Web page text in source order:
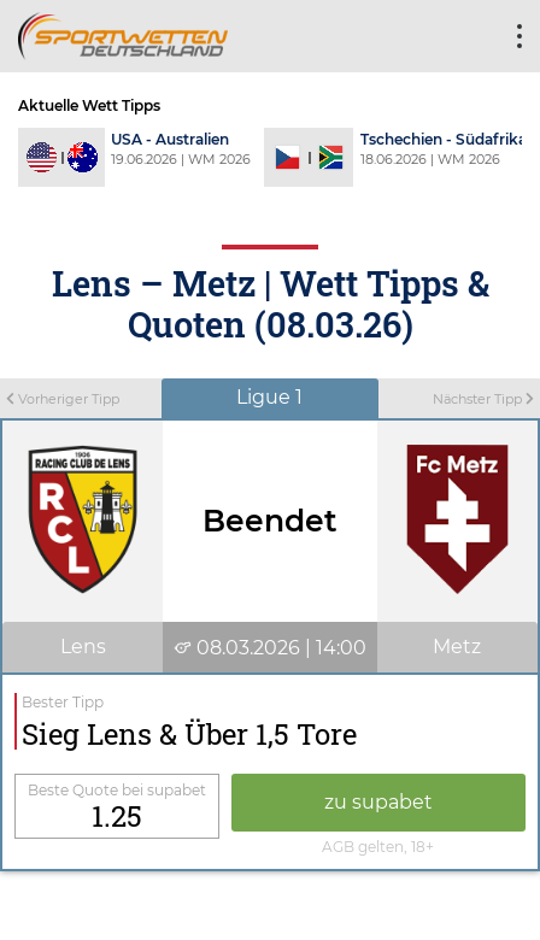
Aktuelle Wett Tipps
USA - Australien
19.06.2026 | WM 2026
Tschechien - Südafrika
18.06.2026 | WM 2026
Lens – Metz | Wett Tipps &
Quoten (08.03.26)
Vorheriger Tipp Ligue 1 Nächster Tipp
Beendet
Lens 08.03.2026 | 14:00 Metz
Bester Tipp
Sieg Lens & Über 1,5 Tore
Beste Quote bei supabet
1.25 zu supabet
AGB gelten, 18+